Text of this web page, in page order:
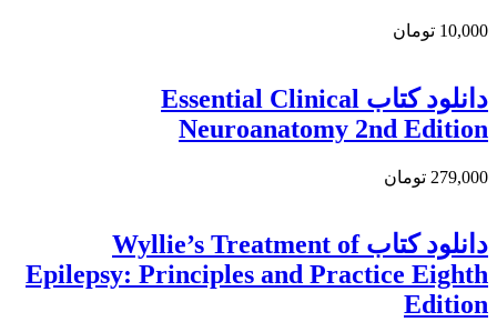
10,000 تومان
دانلود کتاب Essential Clinical
Neuroanatomy 2nd Edition
279,000 تومان
دانلود کتاب Wyllie’s Treatment of
Epilepsy: Principles and Practice Eighth
Edition